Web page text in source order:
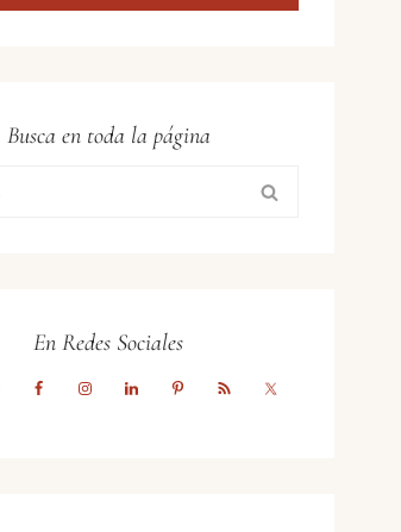
Busca en toda la página
En Redes Sociales